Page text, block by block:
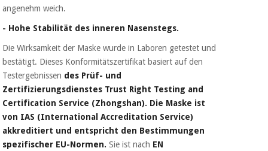
angenehm weich.
- Hohe Stabilität des inneren Nasenstegs.
Die Wirksamkeit der Maske wurde in Laboren getestet und
bestätigt. Dieses Konformitätszertifikat basiert auf den
Testergebnissen des Prüf- und
Zertifizierungsdienstes Trust Right Testing and
Certification Service (Zhongshan). Die Maske ist
von IAS (International Accreditation Service)
akkreditiert und entspricht den Bestimmungen
spezifischer EU-Normen. Sie ist nach EN